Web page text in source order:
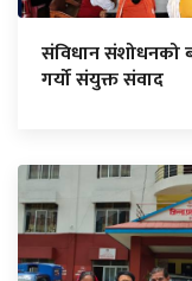
संविधान संशोधनको
गर्यो संयुक्त संवाद